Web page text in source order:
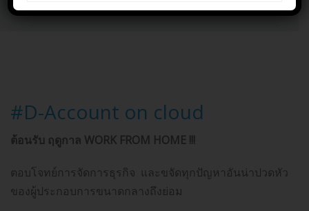
Home
#D-Account on cloud
ต้อนรับ ฤดูกาล WORK FROM HOME !!!
ตอบโจทย์การจัดการธุรกิจ และขจัดทุกปัญหาอันน่าปวดหัว
ของผู้ประกอบการขนาดกลางถึงย่อม